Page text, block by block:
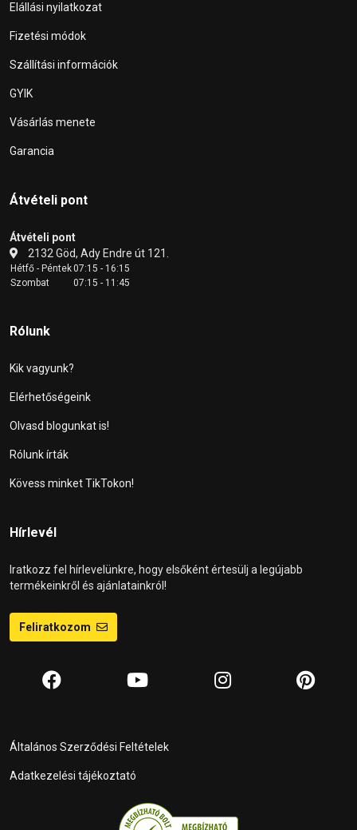
Elállási nyilatkozat
Fizetési módok
Szállítási információk
GYIK
Vásárlás menete
Garancia
Átvételi pont
Átvételi pont
2132 Göd, Ady Endre út 121.
Hétfő - Péntek07:15 - 16:15
Szombat
07:15 - 11:45
Rólunk
Kik vagyunk?
Elérhetőségeink
Olvasd blogunkat is!
Rólunk írták
Kövess minket TikTokon!
Hírlevél
Iratkozz fel hírlevelünkre, hogy elsőként értesülj a legújabb
termékeinkről és ajánlatainkról!
Feliratkozom
Általános Szerződési Feltételek
Adatkezelési tájékoztató